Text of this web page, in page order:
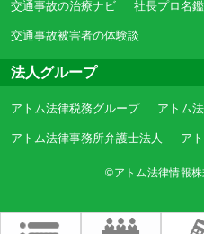
交通事故の治療ナビ 社長プロ名鑑
交通事故被害者の体験談
法人グループ
アトム法律税務グループ アトム
アトム法律事務所弁護士法人 ア
©アトム法律情報